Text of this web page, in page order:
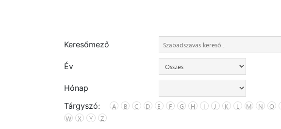
Keresőmező
Év
Hónap
Tárgyszó:
A B C D E F G H I J K L M N O
W
X Y Z